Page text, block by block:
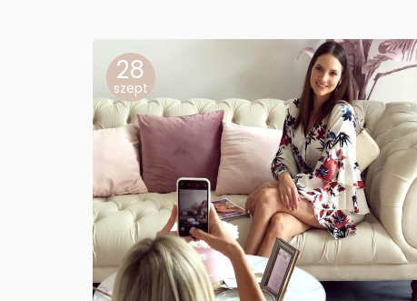
28
szept